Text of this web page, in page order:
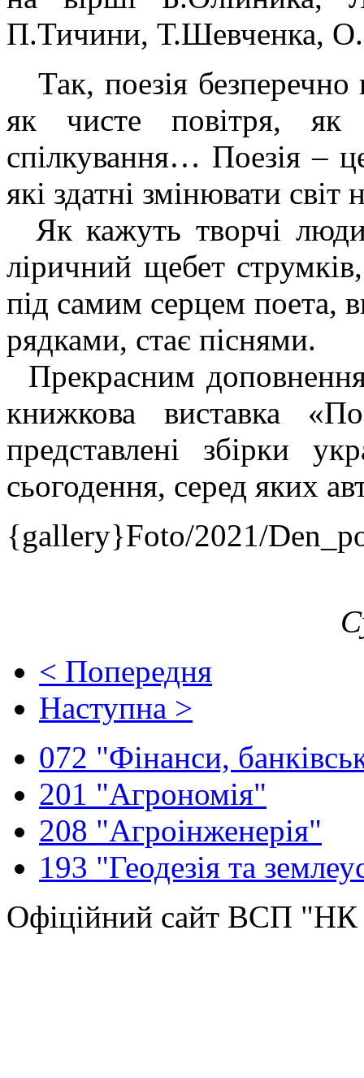
П.Тичини, Т.Шевченка,
Так, поезія безперечно
як чисте повітря,
спілкування… Поезія –
які здатні змінювати світ
Як кажуть творчі
ліричний щебет
під самим серцем поета,
рядками, стає піснями.
Прекрасним
книжкова виставка
представлені збірки
сьогодення, серед яких
{gallery}Foto/2021/
< Попередня
Наступна >
072 "Фінанси,
201 "Агрономія"
208 "Агроінженерія"
193 "Геодезія та
Офіційний сайт ВСП